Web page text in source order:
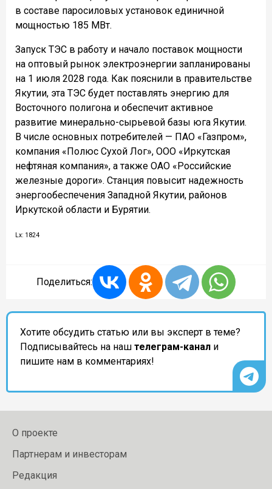
в составе паросиловых установок единичной
мощностью 185 МВт.
Запуск ТЭС в работу и начало поставок мощности
на оптовый рынок электроэнергии запланированы
на 1 июля 2028 года. Как пояснили в правительстве
Якутии, эта ТЭС будет поставлять энергию для
Восточного полигона и обеспечит активное
развитие минерально-сырьевой базы юга Якутии.
В числе основных потребителей — ПАО «Газпром»,
компания «Полюс Сухой Лог», ООО «Иркутская
нефтяная компания», а также ОАО «Российские
железные дороги». Станция повысит надежность
энергообеспечения Западной Якутии, районов
Иркутской области и Бурятии.
Lx: 1824
Поделиться:
Хотите обсудить статью или вы эксперт в теме?
Подписывайтесь на наш телеграм-канал и
пишите нам в комментариях!
О проекте
Партнерам и инвесторам
Редакция